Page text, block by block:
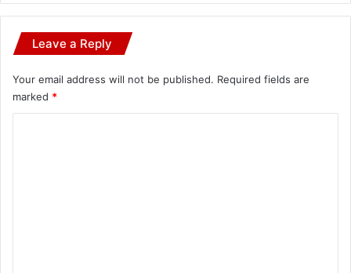
Leave a Reply
Your email address will not be published. Required fields are
marked *